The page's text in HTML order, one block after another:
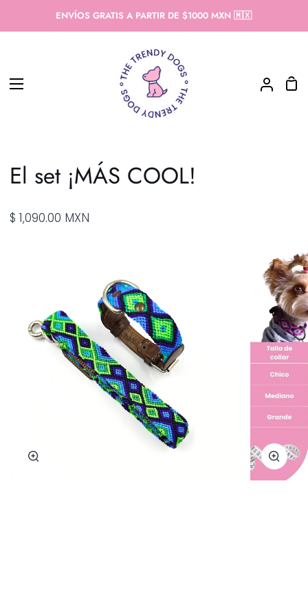
ENVÍOS GRATIS A PARTIR DE $1000 MXN 🇲🇽
Mi
El set ¡MÁS COOL!
$ 1,090.00 MXN
Zoom